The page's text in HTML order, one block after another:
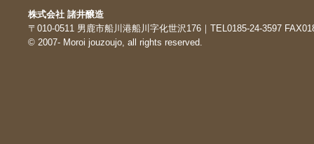
株式会社 諸井醸造
〒010-0511 男鹿市船川港船川字化世沢176｜TEL0185-24-3597
© 2007- Moroi jouzoujo, all rights reserved.